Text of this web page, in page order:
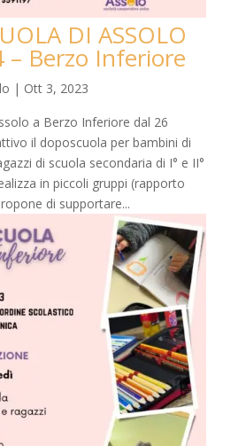
DI ASSOLO
– Berzo Inferiore
| Ott 3, 2023
a Berzo Inferiore dal 26
il doposcuola per bambini di
di scuola secondaria di I° e II°
in piccoli gruppi (rapporto
di supportare...